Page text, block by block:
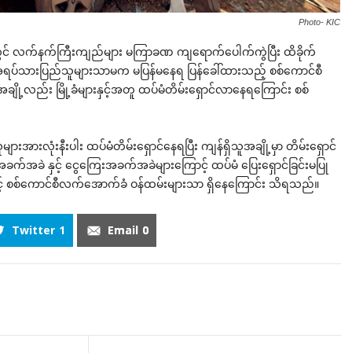
Photo- KIC
နက်ကြီးကျည်များ မကြာခဏ ကျရောက်ပေါက်ကွဲပြီး ထိခိုက်
သားပြည်သူများသာမက မပြန်မနေရ ပြန်ခေါ်ထားသည့် စစ်ကောင်စီ
လည်း မြို့ခံများနှင့်အတူ ထပ်မံတိမ်းရှောင်လာနေရကြောင်း စစ်
ားလုံးနီးပါး ထပ်မံတိမ်းရှောင်နေရပြီး ကျန်ရှိသူအချို့မှာ တိမ်းရှောင်
အခဲ နှင့် ငွေကြေးအခက်အခဲများကြောင့် ထပ်မံ ပြေးရှောင်ခြင်းမပြု
စစ်ကောင်စီလက်အောက်ခံ ဝန်ထမ်းများသာ ရှိနေကြောင်း သိရသည်။
Twitter 1 Email 0